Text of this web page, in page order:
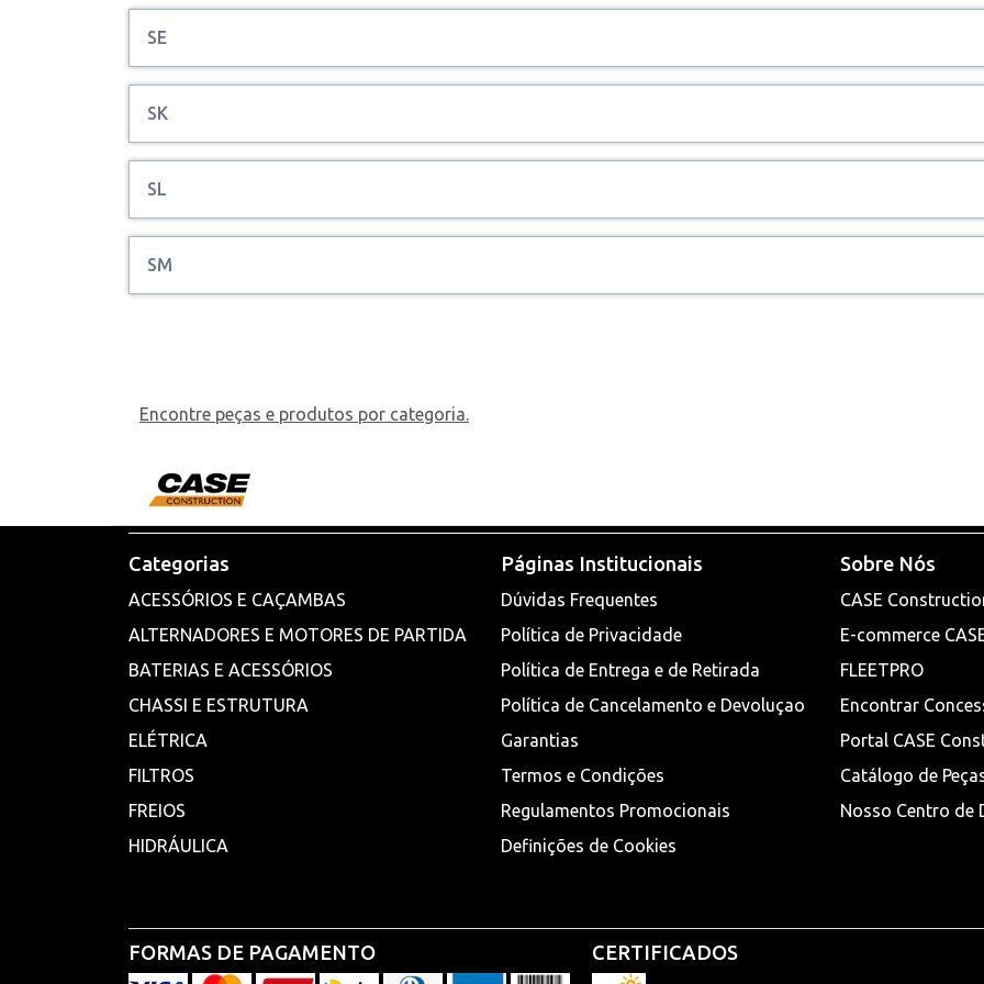
SE
SK
SL
SM
Encontre peças e produtos por categoria.
Categorias
ACESSÓRIOS E CAÇAMBAS
ALTERNADORES E MOTORES DE PARTIDA
BATERIAS E ACESSÓRIOS
CHASSI E ESTRUTURA
ELÉTRICA
FILTROS
FREIOS
HIDRÁULICA
Páginas Institucionais
Dúvidas Frequentes
Política de Privacidade
Política de Entrega e de Retirada
Política de Cancelamento e Devoluçao
Garantias
Termos e Condições
Regulamentos Promocionais
Definições de Cookies
Sobre Nós
CASE
E-commerce
FLEETPRO
Encontrar
Portal CASE
Catálogo de
Nosso Centro de
FORMAS DE PAGAMENTO CERTIFICADOS